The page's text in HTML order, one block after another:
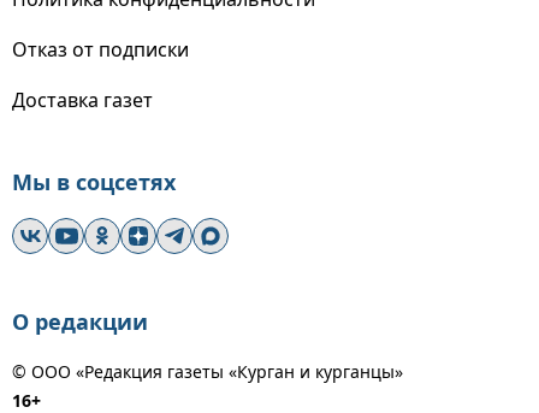
Отказ от подписки
Доставка газет
Мы в соцсетях
О редакции
© ООО «Редакция газеты «Курган и курганцы»
16+